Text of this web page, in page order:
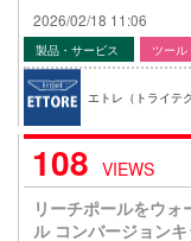
2026/02/18 11:06
製品・サービス ツー
エトレ（トライテ
108 VIEWS
リーチポールをウ
ル コンバージョン